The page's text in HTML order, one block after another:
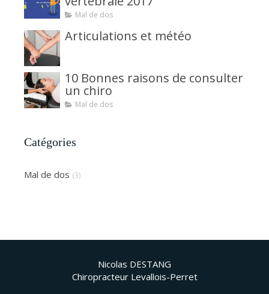
Mal de dos
Articulations et météo
10 Bonnes raisons de consulter
un chiro
Mal de dos
Catégories
Mal de dos (3)
Nicolas DESTANG
Chiropracteur Levallois-Perret